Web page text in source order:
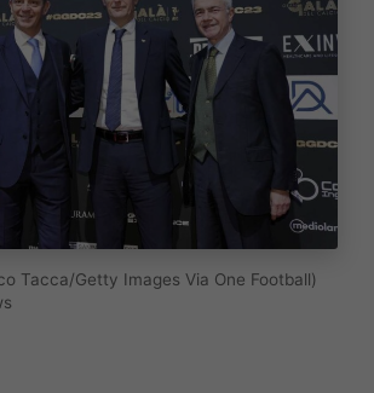
Tacca/Getty Images Via One Football)